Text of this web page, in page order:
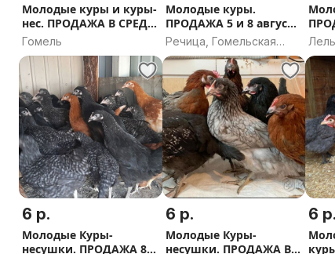
Молодые куры и куры-
нес. ПРОДАЖА В СРЕДУ
5 августа в г. Гомель
Гомель
Молодые куры.
ПРОДАЖА 5 и 8 августа
г Речица.
Речица, Гомельская
область
6 р.
Молодые Куры-
несушки. ПРОДАЖА 8
6 р.
Молодые Куры-
несушки. ПРОДАЖА В
6 р.